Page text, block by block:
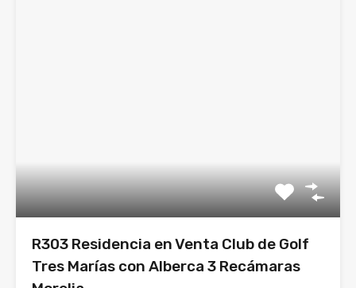
R303 Residencia en Venta Club de Golf
Tres Marías con Alberca 3 Recámaras